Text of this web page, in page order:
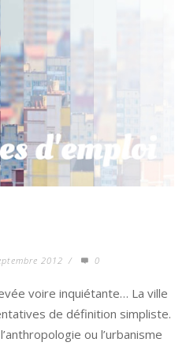
2012 / 0
voire inquiétante… La ville
de définition simpliste.
ou l’urbanisme